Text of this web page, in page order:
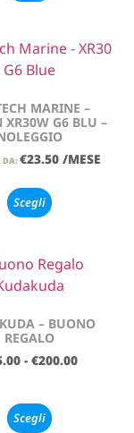
MARINE –
XR30W G6 BLU –
DA: €23.50 /MESE
Scegli
– BUONO
REGALO
- €200.00
Scegli